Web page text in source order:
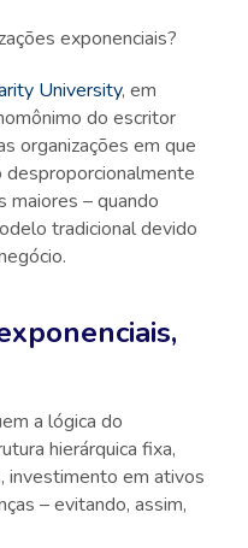
exponenciais?
University, em
do escritor
organizações em que
maiores – quando
tradicional devido
a lógica do
hierárquica fixa,
investimento em ativos
– evitando, assim,